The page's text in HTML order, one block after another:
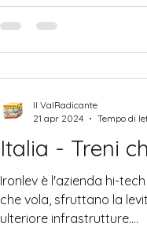
Italia - Treni
Ironlev è l'azienda hi-
che vola, sfruttano la
ulteriore infrastrutture....
Il ValRadicante
21 apr 2024
Tempo di